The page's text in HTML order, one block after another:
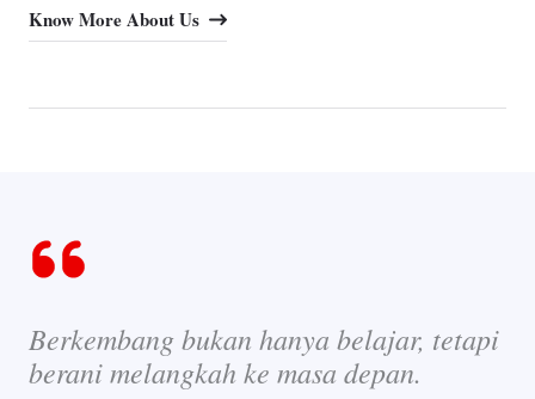
Know More About Us
Berkembang bukan hanya belajar, tetapi
berani melangkah ke masa depan.